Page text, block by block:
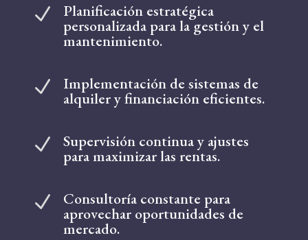
N Planificación estratégica
personalizada para la gestión y el
mantenimiento.
N Implementación de sistemas de
alquiler y financiación eficientes.
N Supervisión continua y ajustes
para maximizar las rentas.
N Consultoría constante para
aprovechar oportunidades de
mercado.